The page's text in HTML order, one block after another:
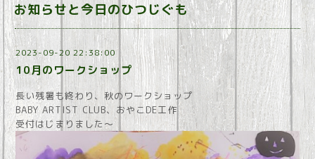
お知らせと今日のひつじぐも
2023-09-20 22:38:00
10月のワークショップ
長い残暑も終わり、秋のワークショップ
BABY ARTIST CLUB、おやこDE工作
受付はじまりました～